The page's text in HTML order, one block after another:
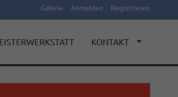
Galerie Anmelden Registrieren
KONTAKT